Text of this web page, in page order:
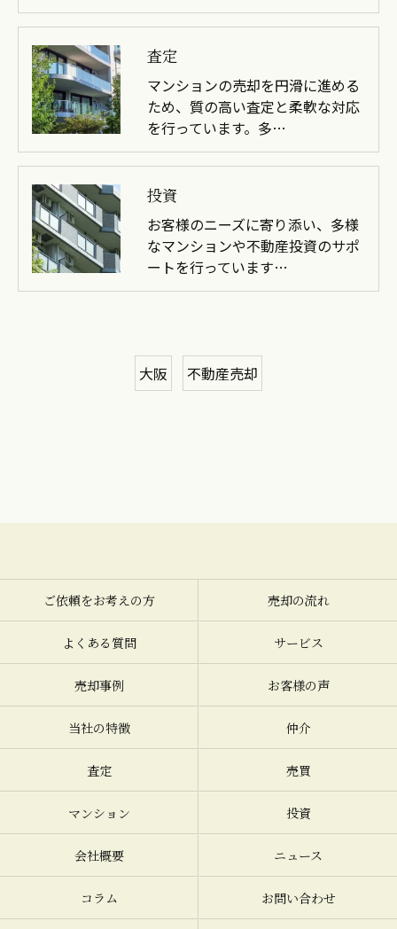
査定
マンションの売却を円滑に進める
ため、質の高い査定と柔軟な対応
を行っています。多…
投資
お客様のニーズに寄り添い、多様
なマンションや不動産投資のサポ
ートを行っています…
大阪 不動産売却
ご依頼をお考えの方 売却の流れ
よくある質問 サービス
売却事例 お客様の声
当社の特徴 仲介
査定 売買
マンション 投資
会社概要 ニュース
コラム お問い合わせ